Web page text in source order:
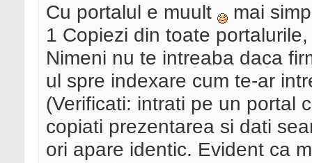
Cu portalul e muult
mai
1 Copiezi din toate
Nimeni nu te intreaba daca
ul spre indexare cum te-ar
(Verificati: intrati pe un portal
copiati prezentarea si dati
ori apare identic. Evident ca